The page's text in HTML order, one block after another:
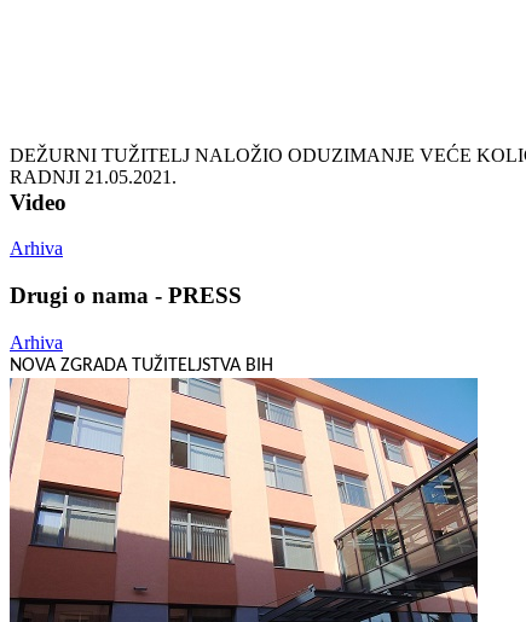
DEŽURNI TUŽITELJ NALOŽIO ODUZIMANJE VEĆE
RADNJI 21.05.2021.
Video
Arhiva
Drugi o nama - PRESS
Arhiva
NOVA ZGRADA TUŽITELJSTVA BIH